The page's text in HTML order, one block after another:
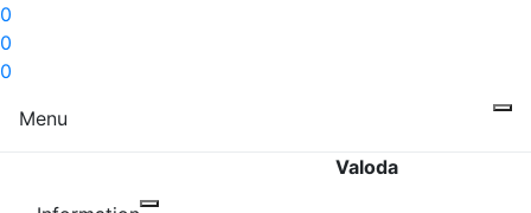
0
0
0
Menu
Valoda